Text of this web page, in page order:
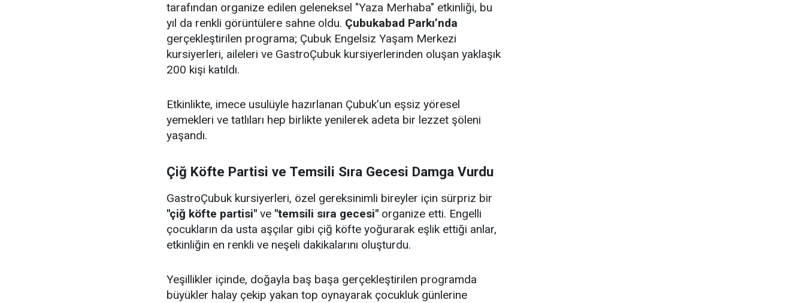
tarafından organize edilen geleneksel "Yaza Merhaba" etkinliği, bu
yıl da renkli görüntülere sahne oldu. Çubukabad Parkı’nda
gerçekleştirilen programa; Çubuk Engelsiz Yaşam Merkezi
kursiyerleri, aileleri ve GastroÇubuk kursiyerlerinden oluşan yaklaşık
200 kişi katıldı.
Etkinlikte, imece usulüyle hazırlanan Çubuk’un eşsiz yöresel
yemekleri ve tatlıları hep birlikte yenilerek adeta bir lezzet şöleni
yaşandı.
Çiğ Köfte Partisi ve Temsili Sıra Gecesi Damga Vurdu
GastroÇubuk kursiyerleri, özel gereksinimli bireyler için sürpriz bir
"çiğ köfte partisi" ve "temsili sıra gecesi" organize etti. Engelli
çocukların da usta aşçılar gibi çiğ köfte yoğurarak eşlik ettiği anlar,
etkinliğin en renkli ve neşeli dakikalarını oluşturdu.
Yeşillikler içinde, doğayla baş başa gerçekleştirilen programda
büyükler halay çekip yakan top oynayarak çocukluk günlerine